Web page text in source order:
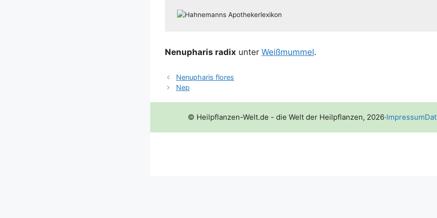
Nen­u­pha­ris radix unter Weiß­mum­mel.
Nenupharis flores
Nep
© Heilpflanzen-Welt.de - die Welt der Heilpflanzen, 2026·Impressum